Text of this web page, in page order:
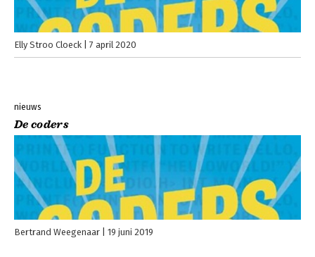
Elly Stroo Cloeck 7 april 2020
nieuws
De coders
Bertrand Weegenaar 19 juni 2019